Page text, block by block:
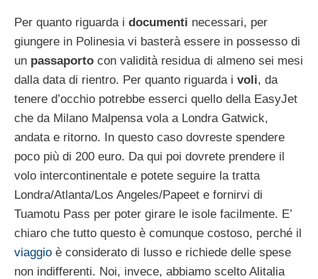
Per quanto riguarda i documenti necessari, per
giungere in Polinesia vi basterà essere in possesso di
un passaporto con validità residua di almeno sei mesi
dalla data di rientro. Per quanto riguarda i voli, da
tenere d’occhio potrebbe esserci quello della EasyJet
che da Milano Malpensa vola a Londra Gatwick,
andata e ritorno. In questo caso dovreste spendere
poco più di 200 euro. Da qui poi dovrete prendere il
volo intercontinentale e potete seguire la tratta
Londra/Atlanta/Los Angeles/Papeet e fornirvi di
Tuamotu Pass per poter girare le isole facilmente. E’
chiaro che tutto questo è comunque costoso, perché il
viaggio è considerato di lusso e richiede delle spese
non indifferenti. Noi, invece, abbiamo scelto Alitalia